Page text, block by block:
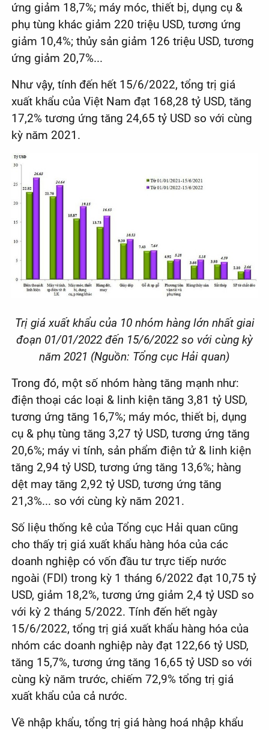
ứng giảm 18,7%; máy móc, thiết bị, dụng cụ &
phụ tùng khác giảm 220 triệu USD, tương ứng
giảm 10,4%; thủy sản giảm 126 triệu USD, tương
ứng giảm 20,7%...
Như vậy, tính đến hết 15/6/2022, tổng trị giá
xuất khẩu của Việt Nam đạt 168,28 tỷ USD, tăng
17,2% tương ứng tăng 24,65 tỷ USD so với cùng
kỳ năm 2021.
Trị giá xuất khẩu của 10 nhóm hàng lớn nhất giai
đoạn 01/01/2022 đến 15/6/2022 so với cùng kỳ
năm 2021 (Nguồn: Tổng cục Hải quan)
Trong đó, một số nhóm hàng tăng mạnh như:
điện thoại các loại & linh kiện tăng 3,81 tỷ USD,
tương ứng tăng 16,7%; máy móc, thiết bị, dụng
cụ & phụ tùng tăng 3,27 tỷ USD, tương ứng tăng
20,6%; máy vi tính, sản phẩm điện tử & linh kiện
tăng 2,94 tỷ USD, tương ứng tăng 13,6%; hàng
dệt may tăng 2,92 tỷ USD, tương ứng tăng
21,3%... so với cùng kỳ năm 2021.
Số liệu thống kê của Tổng cục Hải quan cũng
cho thấy trị giá xuất khẩu hàng hóa của các
doanh nghiệp có vốn đầu tư trực tiếp nước
ngoài (FDI) trong kỳ 1 tháng 6/2022 đạt 10,75 tỷ
USD, giảm 18,2%, tương ứng giảm 2,4 tỷ USD so
với kỳ 2 tháng 5/2022. Tính đến hết ngày
15/6/2022, tổng trị giá xuất khẩu hàng hóa của
nhóm các doanh nghiệp này đạt 122,66 tỷ USD,
tăng 15,7%, tương ứng tăng 16,65 tỷ USD so với
cùng kỳ năm trước, chiếm 72,9% tổng trị giá
xuất khẩu của cả nước.
Về nhập khẩu, tổng trị giá hàng hoá nhập khẩu